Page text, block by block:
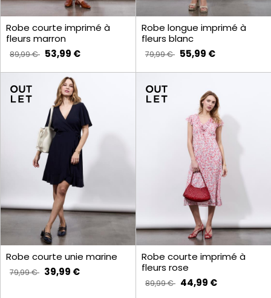
Robe courte imprimé à
fleurs marron
89,99 € 53,99 €
Robe longue imprimé à
fleurs blanc
79,99 € 55,99 €
Robe courte unie marine
79,99 € 39,99 €
Robe courte imprimé à
fleurs rose
89,99 € 44,99 €